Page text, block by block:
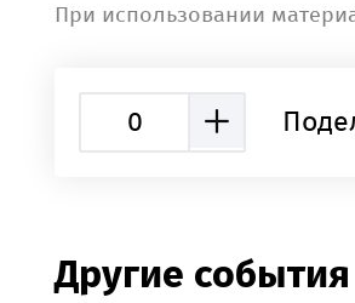
При использовании
0
Другие события